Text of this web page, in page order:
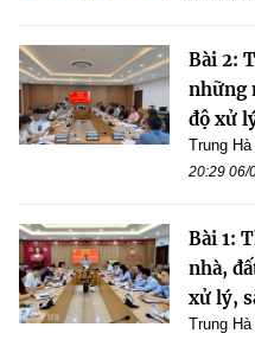
Bài 2:
những
độ xử
Trung Hà
20:29 06/
Bài 1:
nhà,
xử lý,
Trung Hà